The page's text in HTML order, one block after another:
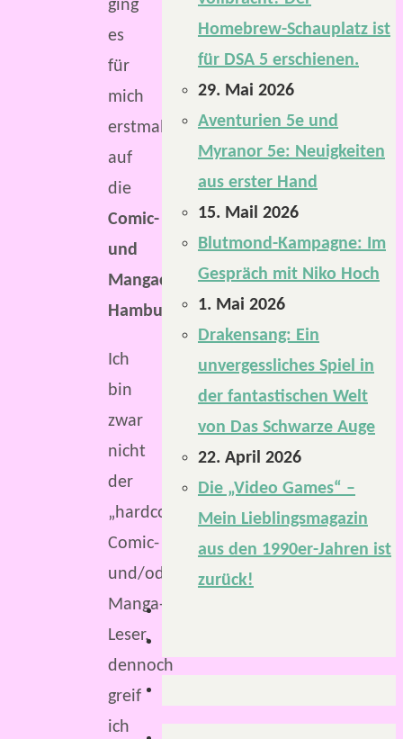
ging
es
für
mich
erstmals
auf
die
Comic-
und
Mangaconvention
Hamburg
Ich
bin
zwar
nicht
der
„hardcore“
Comic-
und/oder
Manga-
Leser,
dennoch
greif
ich
Homebrew-Schauplatz ist
für DSA 5 erschienen.
29. Mai 2026
Aventurien 5e und
Myranor 5e: Neuigkeiten
aus erster Hand
15. Mail 2026
Blutmond-Kampagne: Im
Gespräch mit Niko Hoch
1. Mai 2026
Drakensang: Ein
unvergessliches Spiel in
der fantastischen Welt
von Das Schwarze Auge
22. April 2026
Die „Video Games“ –
Mein Lieblingsmagazin
aus den 1990er-Jahren ist
zurück!